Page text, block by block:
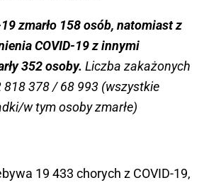
zmarło 158 osób, natomiast z
COVID-19 z innymi
352 osoby. Liczba zakażonych
818 378 / 68 993 (wszystkie
w tym osoby zmarłe)
19 433 chorych z COVID-19,